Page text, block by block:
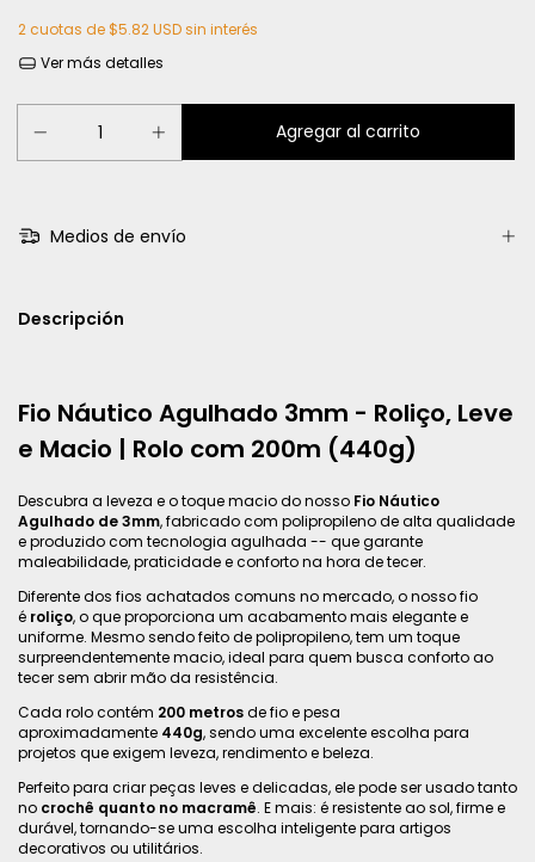
2cuotas de$5.82 USDsin interés
Ver más detalles
Medios de envío
Descripción
Fio Náutico Agulhado 3mm - Roliço, Leve
e Macio | Rolo com 200m (440g)
Descubra a leveza e o toque macio do nosso Fio Náutico
Agulhado de 3mm, fabricado com polipropileno de alta qualidade
e produzido com tecnologia agulhada -- que garante
maleabilidade, praticidade e conforto na hora de tecer.
Diferente dos fios achatados comuns no mercado, o nosso fio
é roliço, o que proporciona um acabamento mais elegante e
uniforme. Mesmo sendo feito de polipropileno, tem um toque
surpreendentemente macio, ideal para quem busca conforto ao
tecer sem abrir mão da resistência.
Cada rolo contém 200 metrosde fio e pesa
aproximadamente 440g, sendo uma excelente escolha para
projetos que exigem leveza, rendimento e beleza.
Perfeito para criar peças leves e delicadas, ele pode ser usado tanto
no crochê quanto no macramê. E mais: é resistente ao sol, firme e
durável, tornando-se uma escolha inteligente para artigos
decorativos ou utilitários.